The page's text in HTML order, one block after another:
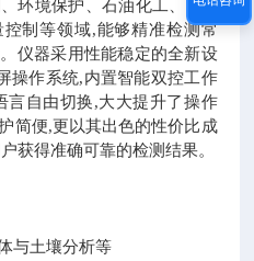
环境保护、石油化工、RoH
制等领域,能够精准检测常
仪器采用性能稳定的全新设
操作系统,内置智能双控工作
言自由切换,大大提升了操作
简便,更以其出色的性价比成
获得准确可靠的检测结果。
与土壤分析等